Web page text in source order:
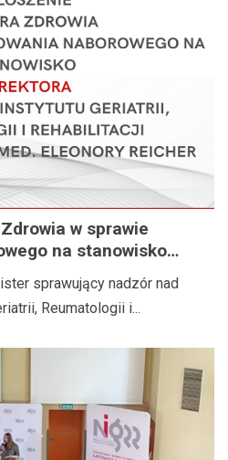
w sprawie
na stanowisko
Instytutu Geriatrii,
im. prof. dr hab.
sprawujący nadzór nad
Reumatologii i...